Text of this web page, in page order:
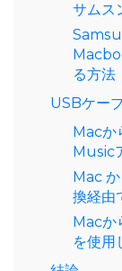
サムス
る方法
USBケー
Mac
Music
Mac
換経由
Mac
を使用